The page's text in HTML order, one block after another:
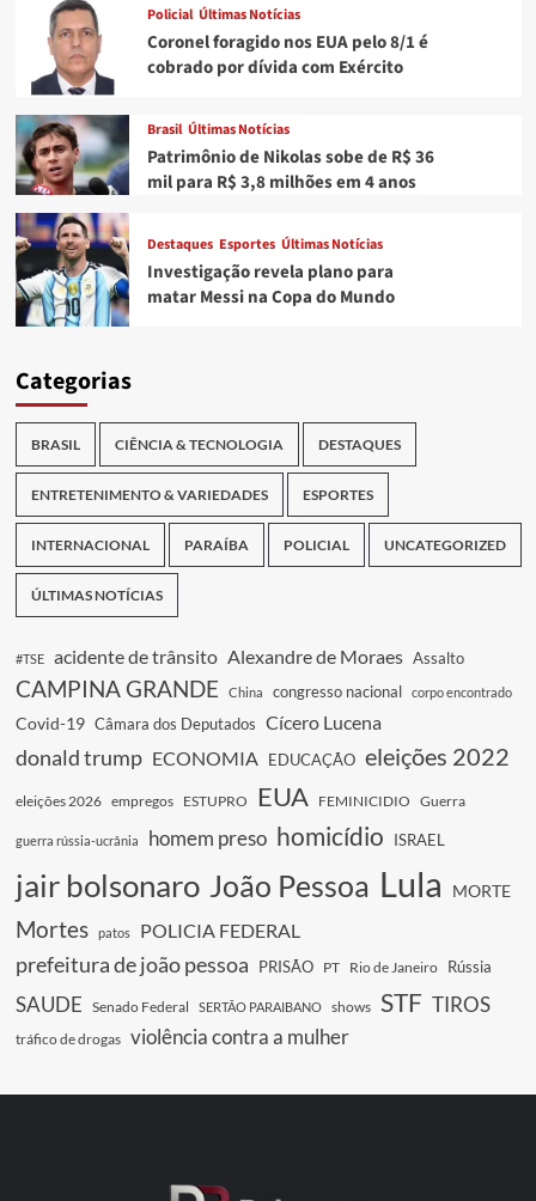
Policial Últimas Notícias
Coronel foragido nos EUA pelo 8/1 é
cobrado por dívida com Exército
Brasil Últimas Notícias
Patrimônio de Nikolas sobe de R$ 36
mil para R$ 3,8 milhões em 4 anos
Destaques Esportes Últimas Notícias
Investigação revela plano para
matar Messi na Copa do Mundo
Categorias
BRASIL CIÊNCIA & TECNOLOGIA DESTAQUES
ENTRETENIMENTO & VARIEDADES ESPORTES
INTERNACIONAL PARAÍBA POLICIAL UNCATEGORIZED
ÚLTIMAS NOTÍCIAS
#TSE acidente de trânsito Alexandre de Moraes Assalto
CAMPINA GRANDE China congresso nacional corpo encontrado
Covid-19 Câmara dos Deputados Cícero Lucena
donald trump ECONOMIA EDUCAÇÃO eleições 2022
eleições 2026 empregos ESTUPRO EUA FEMINICIDIO Guerra
guerra rússia-ucrânia homem preso homicídio ISRAEL
jair bolsonaro João Pessoa Lula MORTE
Mortes patos POLICIA FEDERAL
prefeitura de joão pessoa PRISÃO PT Rio de Janeiro Rússia
SAUDE Senado Federal SERTÃO PARAIBANO shows STF TIROS
tráfico de drogas violência contra a mulher